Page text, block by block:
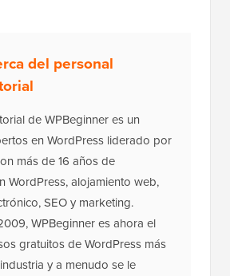
del personal
de WPBeginner es un
en WordPress liderado por
más de 16 años de
WordPress, alojamiento web,
SEO y marketing.
WPBeginner es ahora el
gratuitos de WordPress más
y a menudo se le